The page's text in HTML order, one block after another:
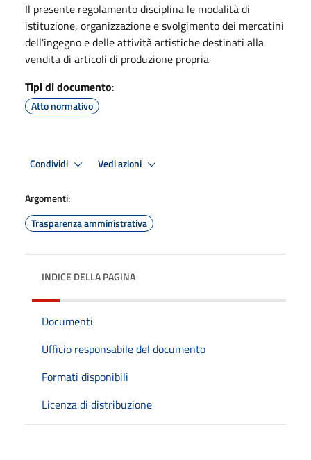
Il presente regolamento disciplina le modalità di
istituzione, organizzazione e svolgimento dei mercatini
dell'ingegno e delle attività artistiche destinati alla
vendita di articoli di produzione propria
Tipi di documento:
Atto normativo
Condividi Vedi azioni
Argomenti:
Trasparenza amministrativa
INDICE DELLA PAGINA
Documenti
Ufficio responsabile del documento
Formati disponibili
Licenza di distribuzione